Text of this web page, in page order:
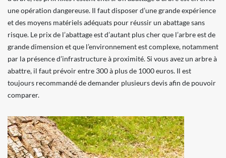
une opération dangereuse. Il faut disposer d’une grande expérience
et des moyens matériels adéquats pour réussir un abattage sans
risque. Le prix de l’abattage est d’autant plus cher que l’arbre est de
grande dimension et que l’environnement est complexe, notamment
par la présence d’infrastructure à proximité. Si vous avez un arbre à
abattre, il faut prévoir entre 300 à plus de 1000 euros. Il est
toujours recommandé de demander plusieurs devis afin de pouvoir
comparer.